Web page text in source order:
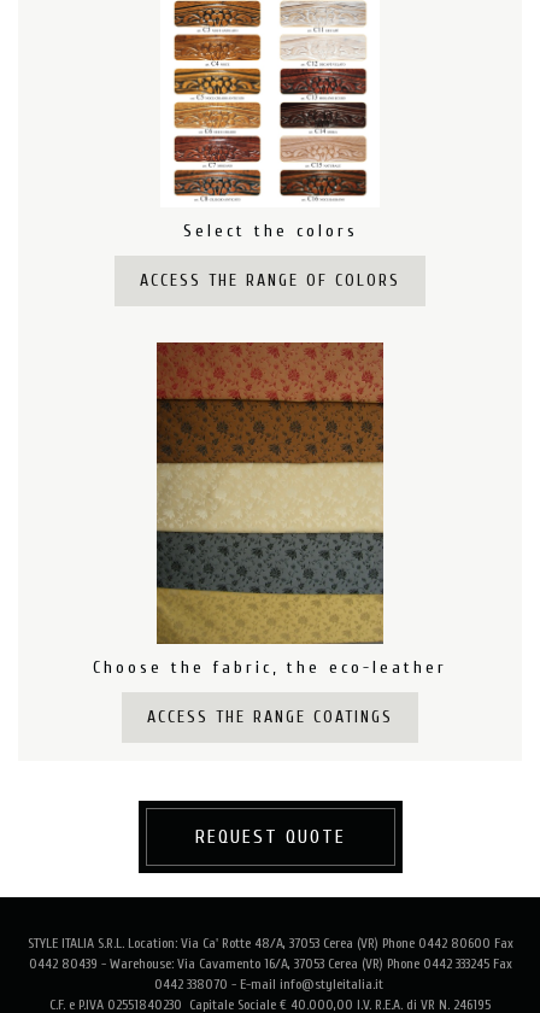
Select the colors
ACCESS THE RANGE OF COLORS
Choose the fabric, the eco-leather
ACCESS THE RANGE COATINGS
REQUEST QUOTE
STYLE ITALIA S.R.L. Location: Via Ca' Rotte 48/A, 37053 Cerea (VR) Phone 0442 80600 Fax
0442 80439 - Warehouse: Via Cavamento 16/A, 37053 Cerea (VR) Phone 0442 333245 Fax
0442 338070 - E-mail info@styleitalia.it
C.F. e P.IVA 02551840230 Capitale Sociale € 40.000,00 I.V. R.E.A. di VR N. 246195